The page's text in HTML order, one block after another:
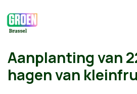
Aanplanting van
hagen van